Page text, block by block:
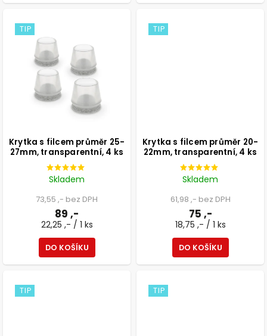
TIP
Krytka s filcem průměr 25-
27mm, transparentní, 4 ks
Skladem
73,55 ,- bez DPH
89 ,-
22,25 ,- / 1 ks
DO KOŠÍKU
TIP
Krytka s filcem průměr 20-
22mm, transparentní, 4 ks
Skladem
61,98 ,- bez DPH
75 ,-
18,75 ,- / 1 ks
DO KOŠÍKU
TIP TIP